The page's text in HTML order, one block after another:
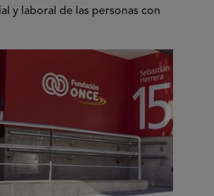
y laboral de las personas con